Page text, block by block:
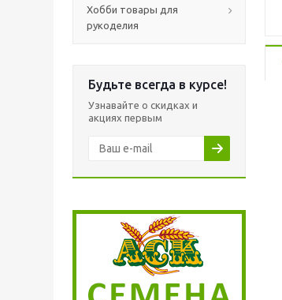
Хобби товары для
рукоделия
Будьте всегда в курсе!
Узнавайте о скидках и
акциях первым